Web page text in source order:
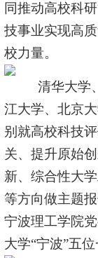
同推动高校科
技事业实现高
校力量。
清华大学
江大学、北京
别就高校科技
关、提升原始
新、综合性大
等方向做主题
宁波理工学院
大学“宁波”五